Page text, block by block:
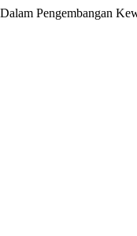
Pengembangan